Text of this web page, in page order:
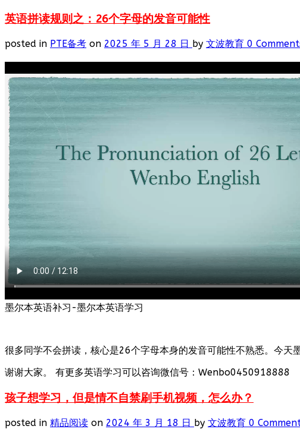
英语拼读规则之：26个字母的发音可能性
posted in PTE备考 on 2025 年 5 月 28 日 by 文波教育 0
墨尔本英语补习-墨尔本英语学习
很多同学不会拼读，核心是26个字母本身的发音可能性不熟悉。今天
谢谢大家。 有更多英语学习可以咨询微信号：Wenbo0450918888
孩子想学习，但是情不自禁刷手机视频，怎么办？
posted in 精品阅读 on 2024 年 3 月 18 日 by 文波教育 0